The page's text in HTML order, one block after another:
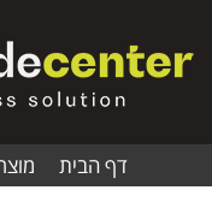
דף הבית